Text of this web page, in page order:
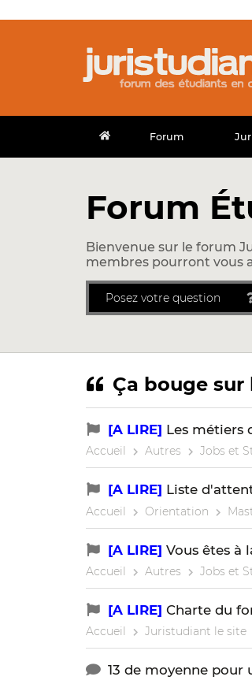
Forum
Forum
Bienvenue sur le forum
membres pourront vous
Posez votre question
Ça bouge sur
[A LIRE] Les métiers
Accueil Autres Jobs et
[A LIRE] Liste
Accueil Orientation
[A LIRE] Vous êtes à
Accueil Autres Jobs et
[A LIRE] Charte du
Accueil Juristudiant le site
13 de moyenne pour